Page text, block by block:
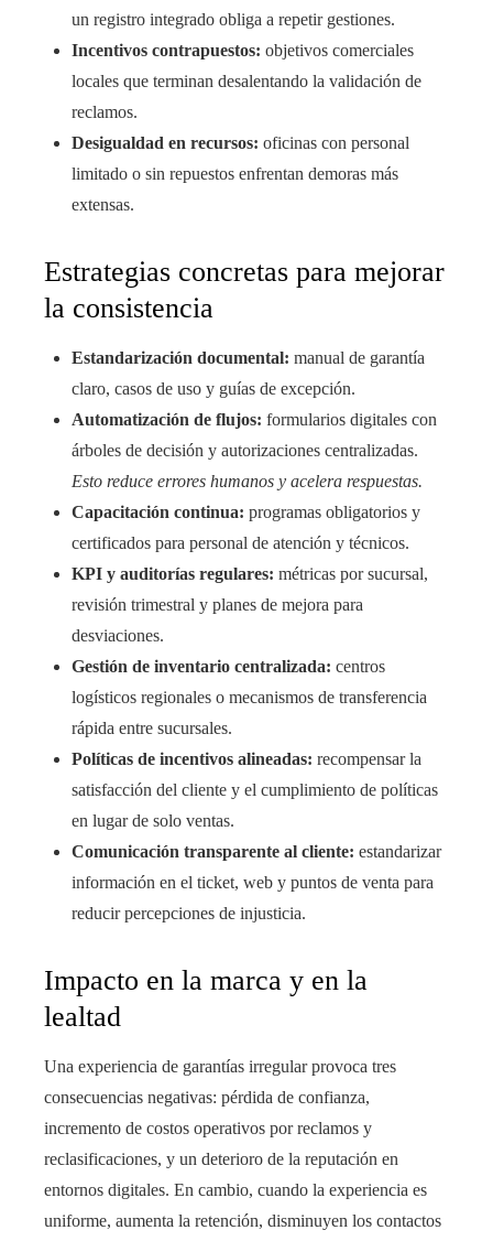
un registro integrado obliga a repetir gestiones.
Incentivos contrapuestos: objetivos comerciales
locales que terminan desalentando la validación de
reclamos.
Desigualdad en recursos: oficinas con personal
limitado o sin repuestos enfrentan demoras más
extensas.
Estrategias concretas para mejorar
la consistencia
Estandarización documental: manual de garantía
claro, casos de uso y guías de excepción.
Automatización de flujos: formularios digitales con
árboles de decisión y autorizaciones centralizadas.
Esto reduce errores humanos y acelera respuestas.
Capacitación continua: programas obligatorios y
certificados para personal de atención y técnicos.
KPI y auditorías regulares: métricas por sucursal,
revisión trimestral y planes de mejora para
desviaciones.
Gestión de inventario centralizada: centros
logísticos regionales o mecanismos de transferencia
rápida entre sucursales.
Políticas de incentivos alineadas: recompensar la
satisfacción del cliente y el cumplimiento de políticas
en lugar de solo ventas.
Comunicación transparente al cliente: estandarizar
información en el ticket, web y puntos de venta para
reducir percepciones de injusticia.
Impacto en la marca y en la
lealtad
Una experiencia de garantías irregular provoca tres
consecuencias negativas: pérdida de confianza,
incremento de costos operativos por reclamos y
reclasificaciones, y un deterioro de la reputación en
entornos digitales. En cambio, cuando la experiencia es
uniforme, aumenta la retención, disminuyen los contactos